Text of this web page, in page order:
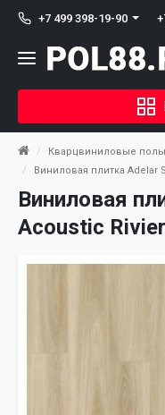
+7 499 398-19-90
Кварцвиниловые полы
Виниловая плитка Adelar
Виниловая
Acoustic